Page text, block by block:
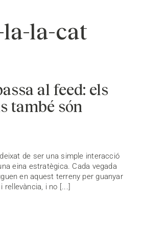
la-la-cat
al feed: els
també són
de ser una simple interacció
eina estratègica. Cada vegada
en aquest terreny per guanyar
rellevància, i no [...]